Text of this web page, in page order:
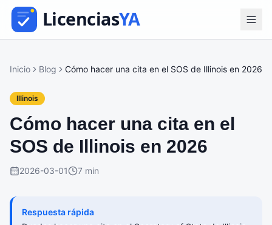
Inicio Blog Cómo hacer una cita en el SOS de Illinois en 2026
Illinois
Cómo hacer una cita en el
SOS de Illinois en 2026
2026-03-01 7 min
Respuesta rápida